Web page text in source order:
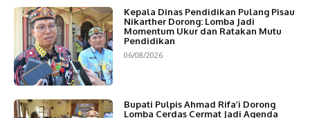
Kepala Dinas Pendidikan Pulang Pisau
Nikarther Dorong: Lomba Jadi
Momentum Ukur dan Ratakan Mutu
Pendidikan
06/08/2026
Bupati Pulpis Ahmad Rifa’i Dorong
Lomba Cerdas Cermat Jadi Agenda